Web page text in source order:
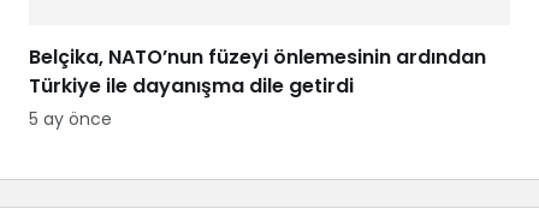
Belçika, NATO’nun füzeyi önlemesinin ardından
Türkiye ile dayanışma dile getirdi
5 ay önce